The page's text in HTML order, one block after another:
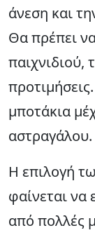
άνεση και
Θα πρέπει
παιχνιδιού,
μποτάκια
αστραγάλου.
Η επιλογή
φαίνεται να
από πολλές